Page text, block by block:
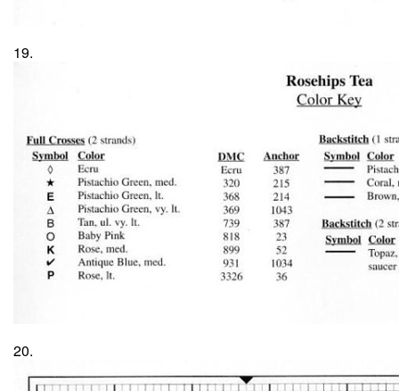
19.
20.